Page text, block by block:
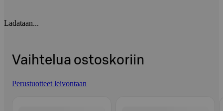
Ladataan...
Vaihtelua ostoskoriin
Perustuotteet leivontaan